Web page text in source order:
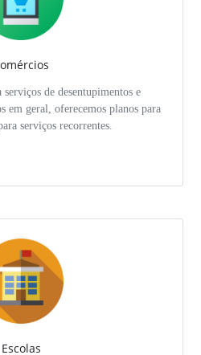
serviços de desentupimentos e
em geral, oferecemos planos para
serviços recorrentes.
Escolas